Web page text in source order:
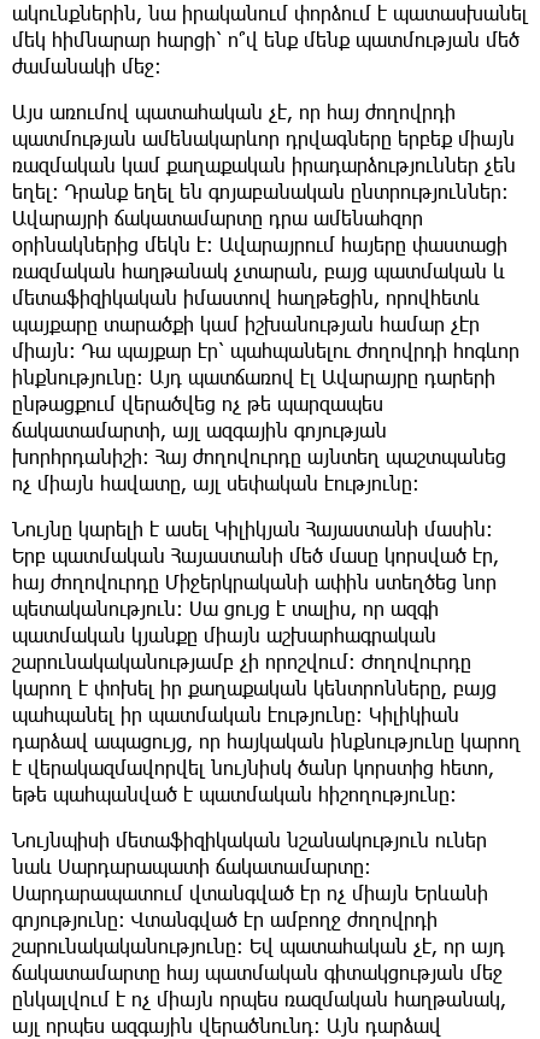
ակունքներին, նա իրականում փորձում է պատասխանել
մեկ հիմնարար հարցի՝ ո՞վ ենք մենք պատմության մեծ
ժամանակի մեջ։
Այս առումով պատահական չէ, որ հայ ժողովրդի
պատմության ամենակարևոր դրվագները երբեք միայն
ռազմական կամ քաղաքական իրադարձություններ չեն
եղել։ Դրանք եղել են գոյաբանական ընտրություններ։
Ավարայրի ճակատամարտը դրա ամենահզոր
օրինակներից մեկն է։ Ավարայրում հայերը փաստացի
ռազմական հաղթանակ չտարան, բայց պատմական և
մետաֆիզիկական իմաստով հաղթեցին, որովհետև
պայքարը տարածքի կամ իշխանության համար չէր
միայն։ Դա պայքար էր՝ պահպանելու ժողովրդի հոգևոր
ինքնությունը։ Այդ պատճառով էլ Ավարայրը դարերի
ընթացքում վերածվեց ոչ թե պարզապես
ճակատամարտի, այլ ազգային գոյության
խորհրդանիշի։ Հայ ժողովուրդը այնտեղ պաշտպանեց
ոչ միայն հավատը, այլ սեփական էությունը։
Նույնը կարելի է ասել Կիլիկյան Հայաստանի մասին։
Երբ պատմական Հայաստանի մեծ մասը կորսված էր,
հայ ժողովուրդը Միջերկրականի ափին ստեղծեց նոր
պետականություն։ Սա ցույց է տալիս, որ ազգի
պատմական կյանքը միայն աշխարհագրական
շարունակականությամբ չի որոշվում։ Ժողովուրդը
կարող է փոխել իր քաղաքական կենտրոնները, բայց
պահպանել իր պատմական էությունը։ Կիլիկիան
դարձավ ապացույց, որ հայկական ինքնությունը կարող
է վերակազմավորվել նույնիսկ ծանր կորստից հետո,
եթե պահպանված է պատմական հիշողությունը։
Նույնպիսի մետաֆիզիկական նշանակություն ուներ
նաև Սարդարապատի ճակատամարտը։
Սարդարապատում վտանգված էր ոչ միայն Երևանի
գոյությունը։ Վտանգված էր ամբողջ ժողովրդի
շարունակականությունը։ Եվ պատահական չէ, որ այդ
ճակատամարտը հայ պատմական գիտակցության մեջ
ընկալվում է ոչ միայն որպես ռազմական հաղթանակ,
այլ որպես ազգային վերածնունդ։ Այն դարձավ